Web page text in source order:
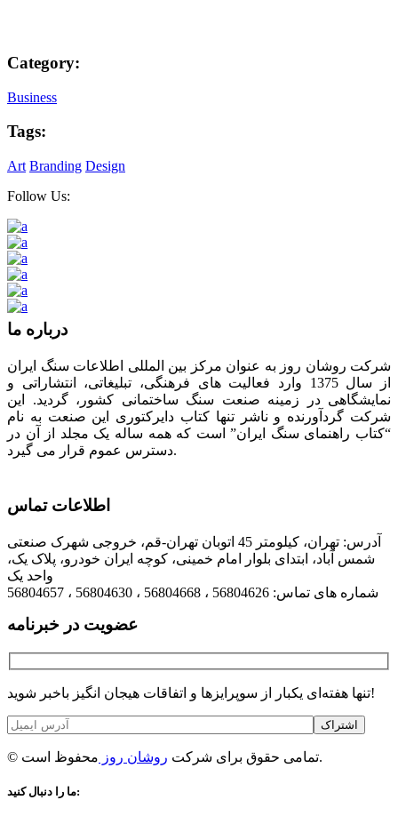
Category:
Business
Tags:
Art Branding Design
Follow Us:
درباره ما
شرکت روشان روز به عنوان مرکز بین المللی اطلاعات سنگ ایران
از سال 1375 وارد فعالیت های فرهنگی، تبلیغاتی، انتشاراتی و
نمایشگاهی در زمینه صنعت سنگ ساختمانی کشور، گردید. این
شرکت گردآورنده و ناشر تنها کتاب دایرکتوری این صنعت به نام
“کتاب راهنمای سنگ ایران” است که همه ساله یک مجلد از آن در
دسترس عموم قرار می گیرد.
اطلاعات تماس
آدرس: تهران، کیلومتر 45 اتوبان تهران-قم، خروجی شهرک صنعتی
شمس آباد، ابتدای بلوار امام خمینی، کوچه ایران خودرو، پلاک یک،
واحد یک
شماره های تماس: 56804626 ، 56804668 ، 56804630 ، 56804657
عضویت در خبرنامه
تنها هفته‌ای یکبار از سوپرایزها و اتفاقات هیجان انگیز باخبر شوید!
اشتراک
© تمامی حقوق برای شرکت روشان روز محفوظ است.
ما را دنبال کنید: